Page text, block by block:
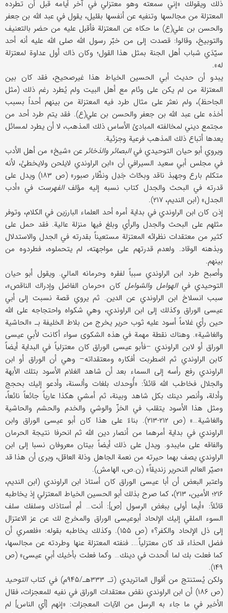
ذلك ویقولك «إني سمعته وهو معتزلي في آخر أیامه قبل أن تطرده
المعتزلة من مجالسها وتنفیه عن أنفسها بقلیل، یقول في عبد الله بن جعفر
والحسن بن علي‌(ع) ما حكاه عن المعتزلة فأقبل علیه من حضر بالتعنیف
والتوبیخ، وقالوا: قصدت إلی من خبّر رسول الله صلی الله علیه أنه أحد
سیّدَي شباب أهل الجنة بمثل هذا القول؛ وكان ذاك أول عداوة لمعتزلة
له».
یبدو أن حدیث أبي الحسین الخیاط هذا غیرصحیح، فقد كان بین
المعتزلة من لم یكن علی وئام مع أهل البیت ولم یُطرد رغم ذلك (مثل
الجاحظ)، ولم نعثر علی مثال طرد فیه المعتزلة من بینهم أحداً بسبب
أخذه علی عبد الله بن جعفر والحسن بن علي‌(ع). فقد يتم طرد أحد من
مجتمع دیني لمخالفته المبادئ الأساس ذلك المذهب، لا أن یطرد لمسائل
یعدها أتباع ذلك المذهب فرعیة وجزئیة.
ویروي أبو حیان التوحیدي فيالبصائر والذخائر عن «شیخ» من أهل الأدب
في مجلس أبي سعید السیرافي أن «ابن الراوندي لایلحن ولایخطئ، لأنه
متكلم بارع وجهبذ ناقد وبحّاث جَدِل ونظّار صبور» (ص ۱۸۳) ویدل علی
قدرته في البحث والجدل كتاب نسبه إلیه مؤلفالفهرست في «أدب
الجدل» (ابن الندیم، ۲۱۷).
إذن كان ابن الراوندي في بدایة أمره أحد العلماء البارزین في الكلام، وتوفر
مثلهم علی البحث والجدل والرأي وبلغ فیها منزلة عالیة. فقد حمل علی
كثیر من معتقدات نظرائه المعتزلة مستعیناً بقدرته في الجدل والاستدلال
وبذهنه الوقاد. ولعدم قدرتهم علی مواجهته، لم یتحملوه، فطردوه من
بینهم.
وأصبح طرد ابن الراوندي سبباً لفقره وحرمانه المالي. ویقول أبو حیان
التوحیدي فيالهوامل والشواملكان «حرمان الفاضل وإدراك الناقص»،
سبب انسلاخ ابن الراوندي عن الدین. ثم یروي قصة نسبت إلی أبي
عیسی الوراق وكذلك إلی ابن الراوندي، وهي شكواه واحتجاجه علی الله
حین رأي غلاماً أسود علیه ثوب حریر یخرج من بلاط الخلیفة بـ «الحاشیة
والغاشیة». وهناك نقطة مهمة في هذه الشكوی سواء أكانت لأبي عیسی
الوراق أو لابن الراوندي –فأبو عیسی الوراق كان معتزلیاً في البدایة أیضاً
كابن الراوندي ثم اضطربت أفكاره ومعتقداته– وهي أن الوراق أو ابن
الراوندي رفع رأسه إلی السماء بعد أن شاهد الغلام الأسود بتلك الأبهة
والجلال فخاطب الله قائلاً: «أُوحدك بلغات وألسنة، وأدعو إلیك بحجج
وأدلة، وأنصر دینك بكل شاهد وبینة، ثم أمشي هكذا عاریاً جائعاً نائعاً،
ومثل هذا الأسود یتقلب في الخزّ والوشي والخدم والحشم والحاشیة
والغاشیة…» (ص ۲۱۲-۲۱۳). بناءً علی هذا كان أبو عیسی الوراق وابن
الراوندي في بدایة أمرهما من أنصار دین الله ثم انحرفا نتیجة الحرمان
والفاقه علی مایبدو. ویدل علی ذلك أیضاً بیتان معروفان نسبا إلی ابن
الراوندي یصف بهما حیرته من نعمة الجاهل وذلة العاقل، ویری أن هذا قد
«صیّر العالم النحریر زندیقاً» (ن.ص، الهامش).
واعتبر البعض أن أبا عیسی الوراق كان أستاذ ابن الراوندي (ابن الندیم،
۲۱۶؛ الأمین، ۲۱۳)، كما صرح بذلك أبو الحسین الخیاط المعتزلي إذ یخاطبه
قائلاً: «أیما أولی ببغض الرسول [ص]: أنت… أم أستاذك وسلفك سلف
السوء الملقي إلیك الإلحاد أبوعیسی الوراق والمخرج لك عن عز الاعتزال
إلی ذل الإلحاد والكفر؟» (ص ۱۵۵). وكذلك یخاطبه بقوله: «فلعمري أن
فضل الحذاء قد كان معتزلیاً…. فنفته المعتزلة عنها وطردته عن مجالسها،
كما فعلت بك لما ألحدت في دینك… وكما فعلت بأخیك أبي عیسی» (ص
۱۴۹).
ولكن یُستنتج من أقوال الماتریدي (تـ ۳۳۳هـ/۹۴۵م) في كتاب
التوحید
(ص ۱۸۶) أن ابن الراوندي نقض معتقدات الوراق في نفیه للمعجزات، فقال
الأخیر في ما جاء به الرسل من الآیات المعجزات: «إنهم [أي الناس] لم